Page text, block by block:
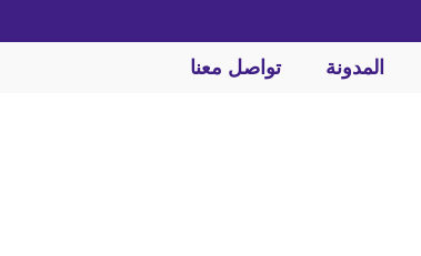
المدونة تواصل معنا